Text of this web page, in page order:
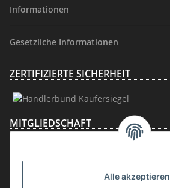
Alle akzeptieren
Informationen
Gesetzliche Informationen
ZERTIFIZIERTE SICHERHEIT
MITGLIEDSCHAFT